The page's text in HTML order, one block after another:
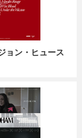
ョン・ヒュース